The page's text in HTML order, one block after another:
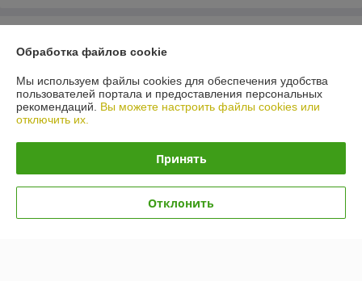
Доставка и оплата
Полная версия сайта
Обработка файлов cookie
Мы используем файлы cookies для обеспечения удобства
пользователей портала и предоставления персональных
рекомендаций. Вы можете настроить файлы cookies или
отключить их.
Принять
Отклонить